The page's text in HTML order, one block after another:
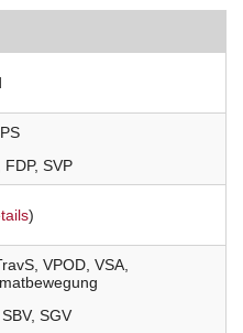
FDP SVP
)
VPOD VSA
SBV SGV